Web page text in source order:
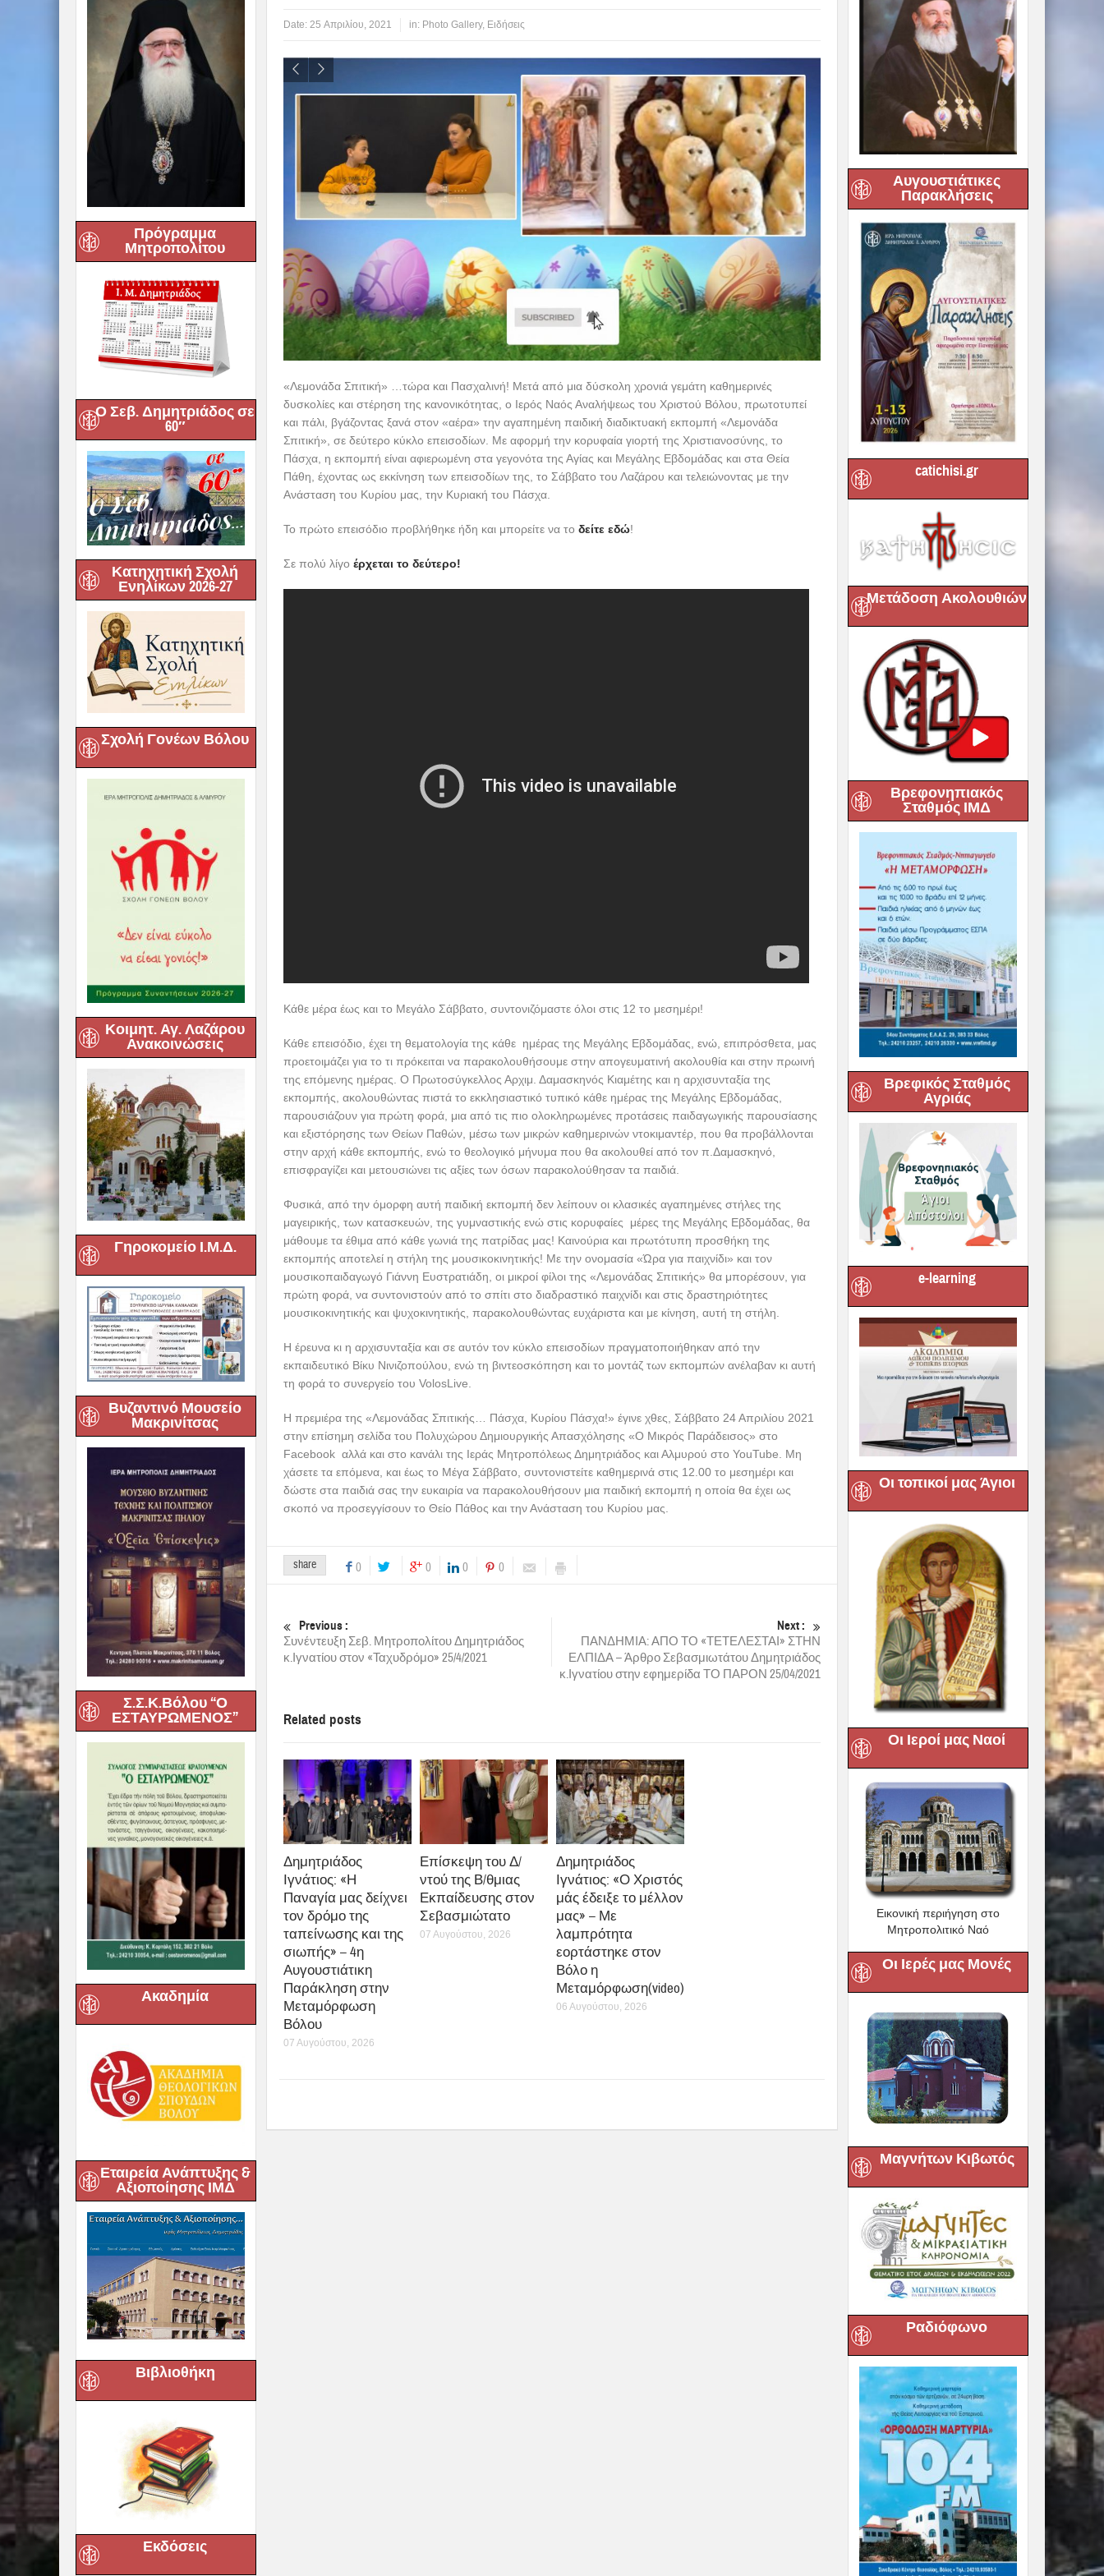
Πρόγραμμα
Μητροπολίτου
Ο Σεβ. Δημητριάδος σε
60″
Κατηχητική Σχολή
Ενηλίκων 2026-27
Σχολή Γονέων Βόλου
Κοιμητ. Αγ. Λαζάρου
Ανακοινώσεις
Γηροκομείο Ι.Μ.Δ.
Βυζαντινό Μουσείο
Μακρινίτσας
Σ.Σ.Κ.Βόλου “Ο
ΕΣΤΑΥΡΩΜΕΝΟΣ”
Ακαδημία
Εταιρεία Ανάπτυξης &
Αξιοποίησης ΙΜΔ
Βιβλιοθήκη
Εκδόσεις
Date: 25 Απριλίου, 2021 in: Photo Gallery, Ειδήσεις
«Λεμονάδα Σπιτική» …τώρα και Πασχαλινή! Μετά από μια δύσκολη χρονιά γεμάτη καθημερινές
δυσκολίες και στέρηση της κανονικότητας, ο Ιερός Ναός Αναλήψεως του Χριστού Βόλου, πρωτοτυπεί
και πάλι, βγάζοντας ξανά στον «αέρα» την αγαπημένη παιδική διαδικτυακή εκπομπή «Λεμονάδα
Σπιτική», σε δεύτερο κύκλο επεισοδίων. Με αφορμή την κορυφαία γιορτή της Χριστιανοσύνης, το
Πάσχα, η εκπομπή είναι αφιερωμένη στα γεγονότα της Αγίας και Μεγάλης Εβδομάδας και στα Θεία
Πάθη, έχοντας ως εκκίνηση των επεισοδίων της, το Σάββατο του Λαζάρου και τελειώνοντας με την
Ανάσταση του Κυρίου μας, την Κυριακή του Πάσχα.
Το πρώτο επεισόδιο προβλήθηκε ήδη και μπορείτε να το δείτε εδώ!
Σε πολύ λίγο έρχεται το δεύτερο!
Κάθε μέρα έως και το Μεγάλο Σάββατο, συντονιζόμαστε όλοι στις 12 το μεσημέρι!
Κάθε επεισόδιο, έχει τη θεματολογία της κάθε ημέρας της Μεγάλης Εβδομάδας, ενώ, επιπρόσθετα, μας
προετοιμάζει για το τι πρόκειται να παρακολουθήσουμε στην απογευματινή ακολουθία και στην πρωινή
της επόμενης ημέρας. Ο Πρωτοσύγκελλος Αρχιμ. Δαμασκηνός Κιαμέτης και η αρχισυνταξία της
εκπομπής, ακολουθώντας πιστά το εκκλησιαστικό τυπικό κάθε ημέρας της Μεγάλης Εβδομάδας,
παρουσιάζουν για πρώτη φορά, μια από τις πιο ολοκληρωμένες προτάσεις παιδαγωγικής παρουσίασης
και εξιστόρησης των Θείων Παθών, μέσω των μικρών καθημερινών ντοκιμαντέρ, που θα προβάλλονται
στην αρχή κάθε εκπομπής, ενώ το θεολογικό μήνυμα που θα ακολουθεί από τον π.Δαμασκηνό,
επισφραγίζει και μετουσιώνει τις αξίες των όσων παρακολούθησαν τα παιδιά.
Φυσικά, από την όμορφη αυτή παιδική εκπομπή δεν λείπουν οι κλασικές αγαπημένες στήλες της
μαγειρικής, των κατασκευών, της γυμναστικής ενώ στις κορυφαίες μέρες της Μεγάλης Εβδομάδας, θα
μάθουμε τα έθιμα από κάθε γωνιά της πατρίδας μας! Καινούρια και πρωτότυπη προσθήκη της
εκπομπής αποτελεί η στήλη της μουσικοκινητικής! Με την ονομασία «Ώρα για παιχνίδι» και τον
μουσικοπαιδαγωγό Γιάννη Ευστρατιάδη, οι μικροί φίλοι της «Λεμονάδας Σπιτικής» θα μπορέσουν, για
πρώτη φορά, να συντονιστούν από το σπίτι στο διαδραστικό παιχνίδι και στις δραστηριότητες
μουσικοκινητικής και ψυχοκινητικής, παρακολουθώντας ευχάριστα και με κίνηση, αυτή τη στήλη.
Η έρευνα κι η αρχισυνταξία και σε αυτόν τον κύκλο επεισοδίων πραγματοποιήθηκαν από την
εκπαιδευτικό Βίκυ Νινιζοπούλου, ενώ τη βιντεοσκόπηση και το μοντάζ των εκπομπών ανέλαβαν κι αυτή
τη φορά το συνεργείο του VolosLive.
Η πρεμιέρα της «Λεμονάδας Σπιτικής… Πάσχα, Κυρίου Πάσχα!» έγινε χθες, Σάββατο 24 Απριλίου 2021
στην επίσημη σελίδα του Πολυχώρου Δημιουργικής Απασχόλησης «Ο Μικρός Παράδεισος» στο
Facebook αλλά και στο κανάλι της Ιεράς Μητροπόλεως Δημητριάδος και Αλμυρού στο YouTube. Μη
χάσετε τα επόμενα, και έως το Μέγα Σάββατο, συντονιστείτε καθημερινά στις 12.00 το μεσημέρι και
δώστε στα παιδιά σας την ευκαιρία να παρακολουθήσουν μια παιδική εκπομπή η οποία θα έχει ως
σκοπό να προσεγγίσουν το Θείο Πάθος και την Ανάσταση του Κυρίου μας.
share 0 0 0 0
Previous :
Συνέντευξη Σεβ. Μητροπολίτου Δημητριάδος
κ.Ιγνατίου στον «Ταχυδρόμο» 25/4/2021
Next :
ΠΑΝΔΗΜΙΑ: ΑΠΟ ΤΟ «ΤΕΤΕΛΕΣΤΑΙ» ΣΤΗΝ
ΕΛΠΙΔΑ – Άρθρο Σεβασμιωτάτου Δημητριάδος
κ.Ιγνατίου στην εφημερίδα ΤΟ ΠΑΡΟΝ 25/04/2021
Related posts
Δημητριάδος
Ιγνάτιος: «Η
Παναγία μας δείχνει
τον δρόμο της
ταπείνωσης και της
σιωπής» – 4η
Αυγουστιάτικη
Παράκληση στην
Μεταμόρφωση
Βόλου
07 Αυγούστου, 2026
Επίσκεψη του Δ/
ντού της Β/θμιας
Εκπαίδευσης στον
Σεβασμιώτατο
07 Αυγούστου, 2026
Δημητριάδος
Ιγνάτιος: «Ο Χριστός
μάς έδειξε το μέλλον
μας» – Με
λαμπρότητα
εορτάστηκε στον
Βόλο η
Μεταμόρφωση(video)
06 Αυγούστου, 2026
Αυγουστιάτικες
Παρακλήσεις
catichisi.gr
Μετάδοση Ακολουθιών
Βρεφονηπιακός
Σταθμός ΙΜΔ
Βρεφικός Σταθμός
Αγριάς
e-learning
Οι τοπικοί μας Άγιοι
Οι Ιεροί μας Ναοί
Εικονική περιήγηση στο
Μητροπολιτικό Ναό
Οι Ιερές μας Μονές
Μαγνήτων Κιβωτός
Ραδιόφωνο